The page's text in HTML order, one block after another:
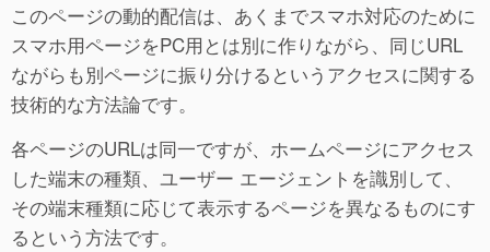
このページの動的配信は、あくまでスマホ対応のために
スマホ用ページをPC用とは別に作りながら、同じURL
ながらも別ページに振り分けるというアクセスに関する
技術的な方法論です。
各ページのURLは同一ですが、ホームページにアクセス
した端末の種類、ユーザー エージェントを識別して、
その端末種類に応じて表示するページを異なるものにす
るという方法です。